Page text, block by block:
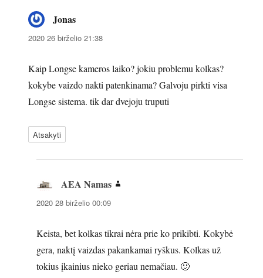
Jonas
2020 26 birželio 21:38
Kaip Longse kameros laiko? jokiu problemu kolkas?
kokybe vaizdo nakti patenkinama? Galvoju pirkti visa
Longse sistema. tik dar dvejoju truputi
Atsakyti
AEA Namas
2020 28 birželio 00:09
Keista, bet kolkas tikrai nėra prie ko prikibti. Kokybė
gera, naktį vaizdas pakankamai ryškus. Kolkas už
tokius įkainius nieko geriau nemačiau. 🙂